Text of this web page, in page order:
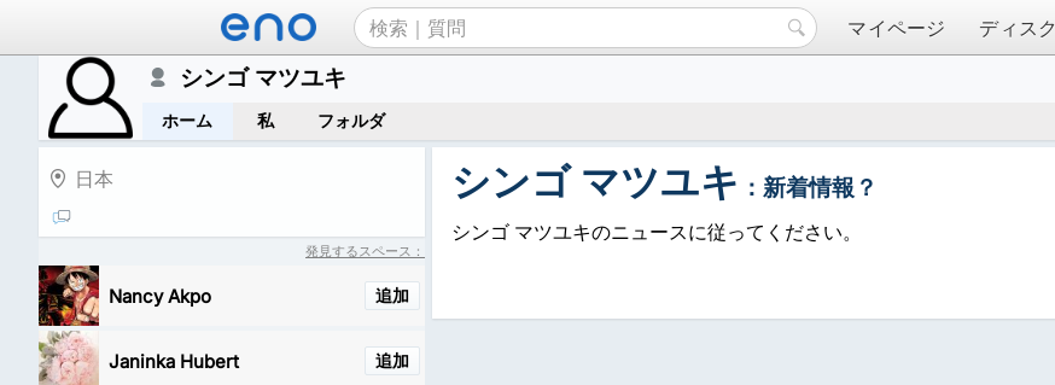
マイページ ディスク
シンゴ マツユキ
ホーム 私 フォルダ
日本
発見するスペース：
追加
Nancy Akpo
追加
Janinka Hubert
シンゴ マツユキ ：新着情報？
シンゴ マツユキのニュースに従ってください。